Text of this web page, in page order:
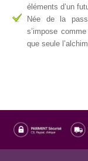
éléments d’un
Née de la
s’impose
que seule